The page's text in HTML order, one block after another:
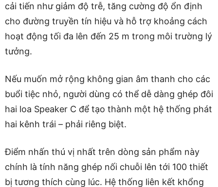
cải tiến như giảm độ trễ, tăng cường độ ổn định
cho đường truyền tín hiệu và hỗ trợ khoảng cách
hoạt động tối đa lên đến 25 m trong môi trường lý
tưởng.
Nếu muốn mở rộng không gian âm thanh cho các
buổi tiệc nhỏ, người dùng có thể dễ dàng ghép đôi
hai loa Speaker C để tạo thành một hệ thống phát
hai kênh trái – phải riêng biệt.
Điểm nhấn thú vị nhất trên dòng sản phẩm này
chính là tính năng ghép nối chuỗi lên tới 100 thiết
bị tương thích cùng lúc. Hệ thống liên kết khổng